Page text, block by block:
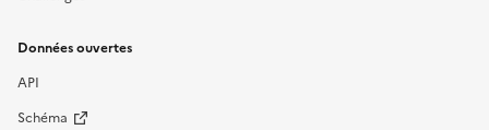
Données ouvertes
API
Schéma